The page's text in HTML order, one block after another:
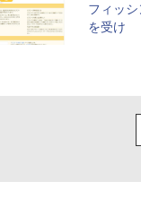
フィッ
を受け